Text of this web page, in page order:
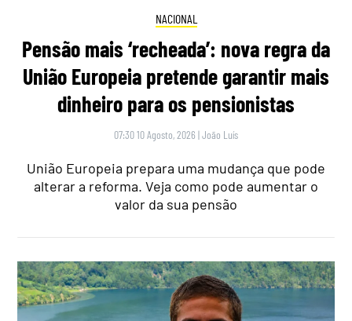
NACIONAL
Pensão mais ‘recheada’: nova regra da
União Europeia pretende garantir mais
dinheiro para os pensionistas
07:30 10 Agosto, 2026 |João Luís
União Europeia prepara uma mudança que pode
alterar a reforma. Veja como pode aumentar o
valor da sua pensão